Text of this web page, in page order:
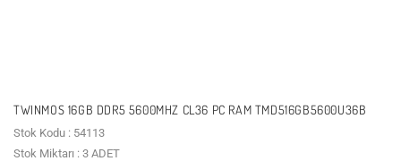
TWINMOS 16GB DDR5 5600MHZ CL36 PC RAM TMD516GB5600U36B
Stok Kodu : 54113
Stok Miktarı : 3 ADET